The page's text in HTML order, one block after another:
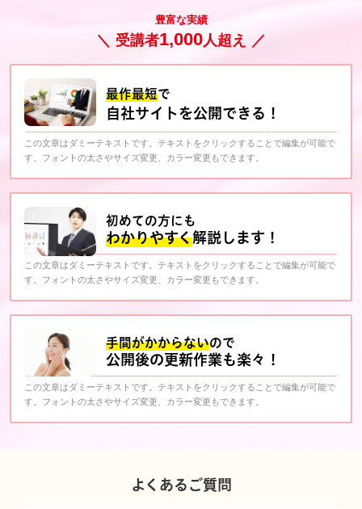
豊富な実績
＼ 受講者1,000人超え ／
最作最短で
自社サイトを公開できる！
この文章はダミーテキストです。テキストをクリックすることで編集が可能で
す。フォントの太さやサイズ変更、カラー変更もできます。
初めての方にも
わかりやすく解説します！
この文章はダミーテキストです。テキストをクリックすることで編集が可能で
す。フォントの太さやサイズ変更、カラー変更もできます。
手間がかからないので
公開後の更新作業も楽々！
この文章はダミーテキストです。テキストをクリックすることで編集が可能で
す。フォントの太さやサイズ変更、カラー変更もできます。
よくあるご質問